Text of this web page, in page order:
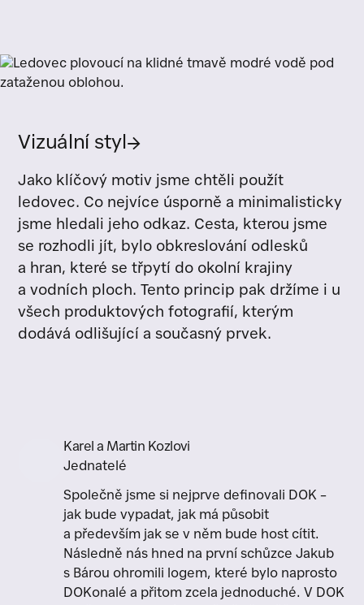
Vizuální styl→
Jako klíčový motiv jsme chtěli použít
ledovec. Co nejvíce úsporně a minimalisticky
jsme hledali jeho odkaz. Cesta, kterou jsme
se rozhodli jít, bylo obkreslování odlesků
a hran, které se třpytí do okolní krajiny
a vodních ploch. Tento princip pak držíme i u
všech produktových fotografií, kterým
dodává odlišující a současný prvek.
Karel a Martin Kozlovi
Jednatelé
Společně jsme si nejprve definovali DOK –
jak bude vypadat, jak má působit
a především jak se v něm bude host cítit.
Následně nás hned na první schůzce Jakub
s Bárou ohromili logem, které bylo naprosto
DOKonalé a přitom zcela jednoduché. V DOK